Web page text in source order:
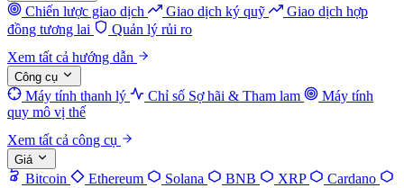
Chiến lược giao dịch Giao dịch ký quỹ
Giao dịch hợp
đồng tương lai
Quản lý rủi ro
Xem tất cả hướng dẫn
Công cụ
Máy tính thanh lý Chỉ số Sợ hãi & Tham lam
Máy tính
quy mô vị thế
Xem tất cả công cụ
Giá
Bitcoin Ethereum Solana BNB XRP
Cardano